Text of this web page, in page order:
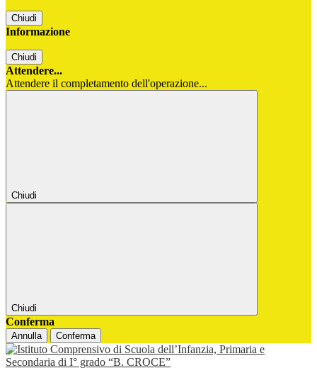
Chiudi
Informazione
Chiudi
Attendere...
Attendere il completamento dell'operazione...
Chiudi
Chiudi
Conferma
Annulla Conferma